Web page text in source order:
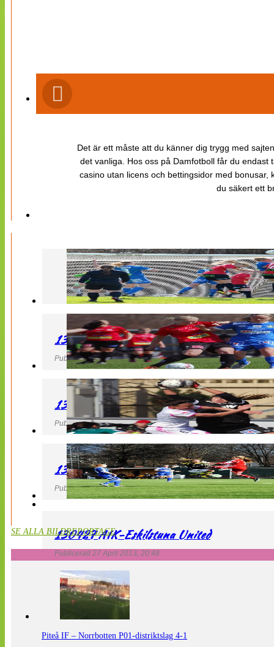
Det är ett måste att du känner dig trygg med
det vanliga. Hos oss på Damfotboll får du
casino utan licens och bettingsidor med
du säkert ett
130427 LB 07 – QBIK
Publicerad 27 April 2013, 22:40
130427 IF Limhamn Bunkeflo – QBIK
Publicerad 27 April 2013, 21:10
130427 LdB FC Malmö – Mallbackens IF
Publicerad 27 April 2013, 20:54
130427 AIK-Eskilstuna United
Publicerad 27 April 2013, 20:48
SE ALLA BILDREPORTAGE
Piteå IF – Norrbotten P01-distriktslag 4-1